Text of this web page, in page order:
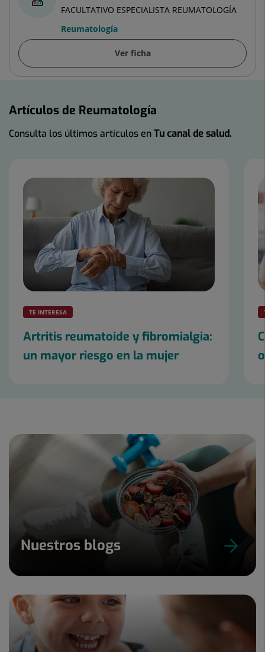
FACULTATIVO ESPECIALISTA REUMATOLOGÍA
Reumatología
Ver ficha
Artículos de Reumatología
Consulta los últimos artículos enTu canal de salud.
diapositivas:
TE INTERESA
Artritis reumatoide y fibromialgia:
un mayor riesgo en la mujer
Nuestros blogs